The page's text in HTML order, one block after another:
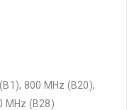
800 MHz (B20),
MHz (B28)